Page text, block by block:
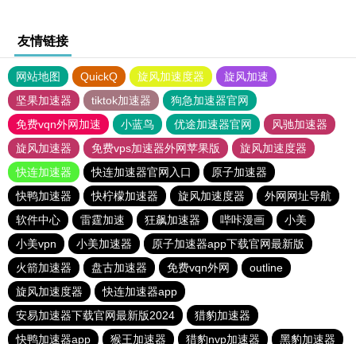
友情链接
网站地图 QuickQ 旋风加速度器
旋风加速
坚果加速器
tiktok加速器
狗急加速器官网
免费vqn外网加速
小蓝鸟 优途加速器官网
风驰加速器
旋风加速器
免费vps加速器外网苹果版
旋风加速度器
快连加速器
快连加速器官网入口
原子加速器
快鸭加速器
快柠檬加速器 旋风加速度器
外网网址导航
软件中心
雷霆加速 狂飙加速器 哔咔漫画
小美
小美vpn
小美加速器
原子加速器app下载官网最新版
火箭加速器
盘古加速器 免费vqn外网
outline
旋风加速度器
快连加速器app
安易加速器下载官网最新版2024
猎豹加速器
快鸭加速器app
猴王加速器 猎豹nvp加速器 黑豹加速器